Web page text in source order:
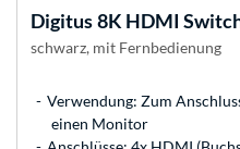
Digitus8K HDMI
schwarz, mit Fernbedienung
Verwendung: Zum
einen Monitor